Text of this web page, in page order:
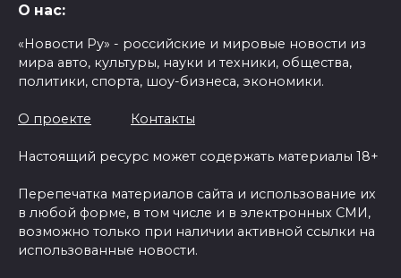
О нас:
«Новости Ру» - российские и мировые новости из
мира авто, культуры, науки и техники, общества,
политики, спорта, шоу-бизнеса, экономики.
О проекте Контакты
Настоящий ресурс может содержать материалы 18+
Перепечатка материалов сайта и использование их
в любой форме, в том числе и в электронных СМИ,
возможно только при наличии активной ссылки на
использованные новости.